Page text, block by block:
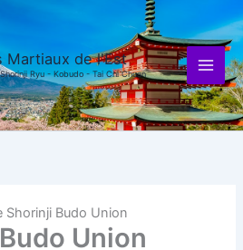
Martiaux de l'Est
Ryu - Kobudo - Tai Chi Chuan
Shorinji Budo Union
Union